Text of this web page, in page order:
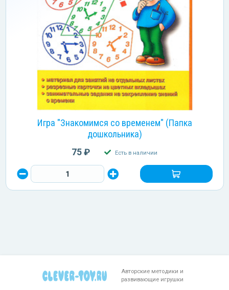
Игра "Знакомимся со временем" (Папка
дошкольника)
75 ₽ Есть в наличии
Авторские методики и
развивающие игрушки